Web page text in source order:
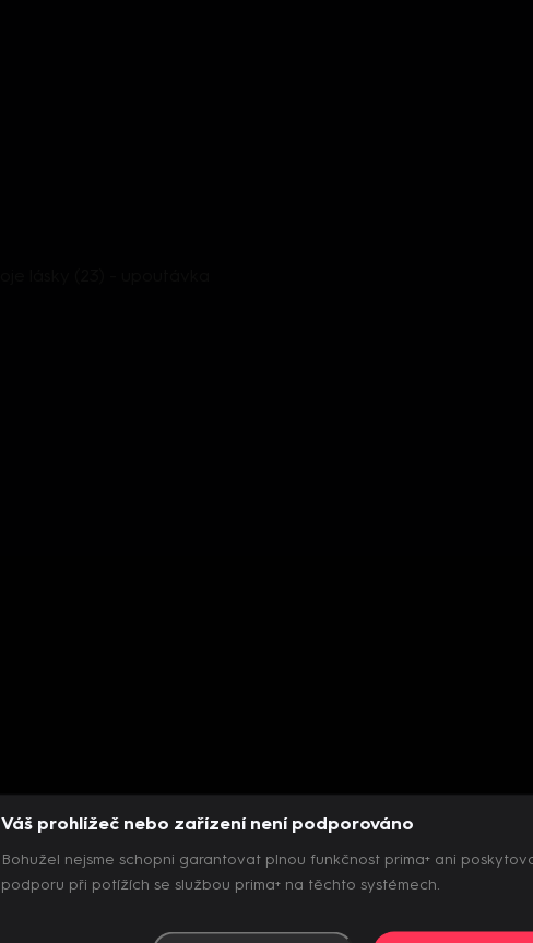
Váš prohlížeč nebo zařízení není podporováno
Bohužel nejsme schopni garantovat plnou funkčnost prima+ ani
podporu při potížích se službou prima+ na těchto systémech.